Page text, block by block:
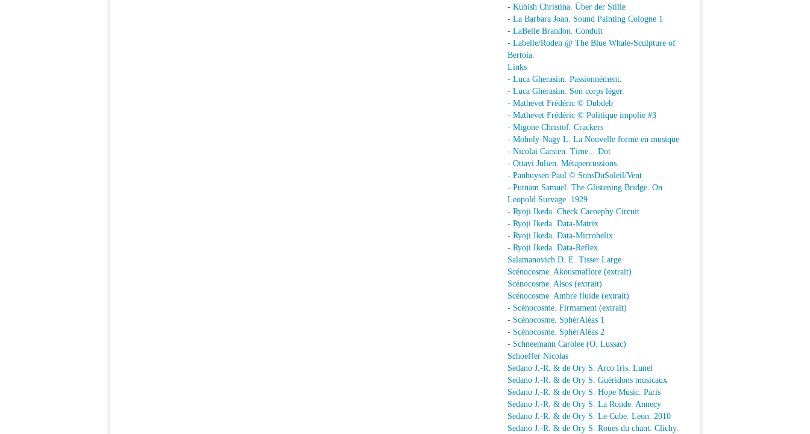
- Kubish Christina. Über der Stille
- La Barbara Joan. Sound Painting Cologne 1
- LaBelle Brandon. Conduit
- Labelle/Roden @ The Blue Whale-Sculpture of
Bertoia.
Links
- Luca Gherasim. Passionnément.
- Luca Gherasim. Son corps léger.
- Mathevet Frédéric © Dubdeb
- Mathevet Frédéric © Politique impolie #3
- Migone Christof. Crackers
- Moholy-Nagy L. La Nouvelle forme en musique
- Nicolai Carsten. Time... Dot
- Ottavi Julien. Métapercussions.
- Panhuysen Paul © SonsDuSoleil/Vent
- Putnam Samuel. The Glistening Bridge. On
Leopold Survage. 1929
- Ryoji Ikeda. Check Cacoephy Circuit
- Ryoji Ikeda. Data-Matrix
- Ryoji Ikeda. Data-Microhelix
- Ryoji Ikeda. Data-Reflex
Salamanovich D. E. Tisser Large
Scénocosme. Akousmaflore (extrait)
Scénocosme. Alsos (extrait)
Scénocosme. Ambre fluide (extrait)
- Scénocosme. Firmament (extrait)
- Scénocosme. SphèrAléas 1
- Scénocosme. SphèrAléas 2
- Schneemann Carolee (O. Lussac)
Schoeffer Nicolas
Sedano J.-R. & de Ory S. Arco Iris. Lunel
Sedano J.-R. & de Ory S. Guéridons musicaux
Sedano J.-R. & de Ory S. Hope Music. Paris
Sedano J.-R. & de Ory S. La Ronde. Annecy
Sedano J.-R. & de Ory S. Le Cube. Leon. 2010
Sedano J.-R. & de Ory S. Roues du chant. Clichy.